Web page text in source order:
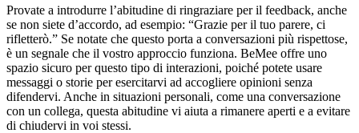
Provate a introdurre l’abitudine di ringraziare per il feedback, anche
se non siete d’accordo, ad esempio: “Grazie per il tuo parere, ci
rifletterò.” Se notate che questo porta a conversazioni più rispettose,
è un segnale che il vostro approccio funziona. BeMee offre uno
spazio sicuro per questo tipo di interazioni, poiché potete usare
messaggi o storie per esercitarvi ad accogliere opinioni senza
difendervi. Anche in situazioni personali, come una conversazione
con un collega, questa abitudine vi aiuta a rimanere aperti e a evitare
di chiudervi in voi stessi.